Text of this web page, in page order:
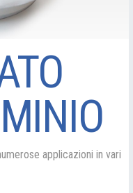
applicazioni in vari